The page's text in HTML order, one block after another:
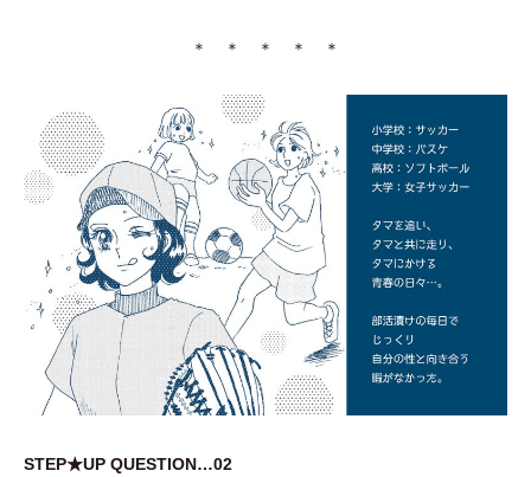
＊ ＊ ＊ ＊ ＊
STEP★UP QUESTION…02